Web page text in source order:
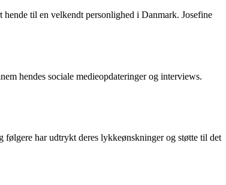
til en velkendt personlighed i Danmark. Josefine
hendes sociale medieopdateringer og interviews.
følgere har udtrykt deres lykkeønskninger og støtte til det